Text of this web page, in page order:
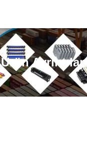
Ürün Ayrıntıları